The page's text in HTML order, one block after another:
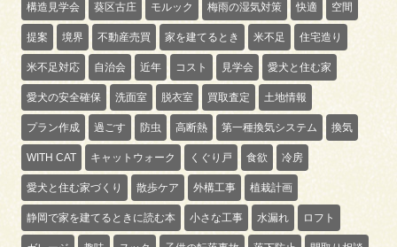
構造見学会 葵区古庄 モルック 梅雨の湿気対策 快適 空間
提案 境界 不動産売買 家を建てるとき 米不足 住宅造り
米不足対応 自治会 近年 コスト 見学会 愛犬と住む家
愛犬の安全確保 洗面室 脱衣室 買取査定 土地情報
プラン作成 過ごす 防虫 高断熱 第一種換気システム 換気
WITH CAT キャットウォーク くぐり戸 食欲 冷房
愛犬と住む家づくり 散歩ケア 外構工事 植栽計画
静岡で家を建てるときに読む本 小さな工事 水漏れ ロフト